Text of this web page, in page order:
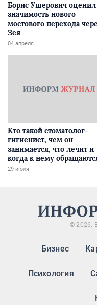
Борис Ушерович оценил
значимость нового
мостового перехода
Зея
04 апреля
Кто такой стоматолог-
гигиенист, чем он
занимается, что лечит и
когда к нему
29 июля
© 2026.
Бизнес
Психология